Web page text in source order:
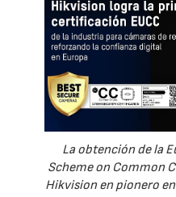
La obtención de la
Scheme on Common
Hikvision en pionero